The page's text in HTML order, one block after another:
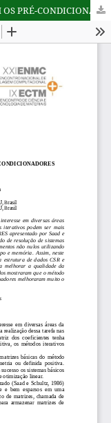
MÉTODO GMRES REINICIALIZADO COM OS PRÉ-CONDICIONADORES JACOBI E LUMPED